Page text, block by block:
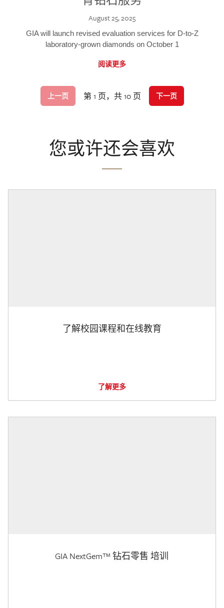
August 25, 2025
GIA will launch revised evaluation services for D-to-Z
laboratory-grown diamonds on October 1
阅读更多
上一页 第 1 页，共 10 页 下一页
您或许还会喜欢
了解校园课程和在线教育
了解更多
GIA NextGem™ 钻石零售 培训